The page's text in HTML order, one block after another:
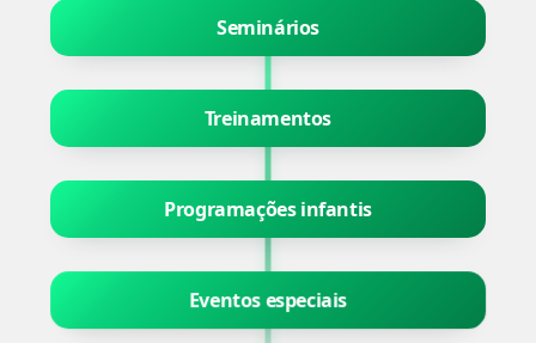
Seminários
Treinamentos
Programações infantis
Eventos especiais